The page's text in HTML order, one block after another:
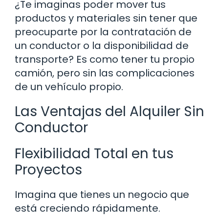
¿Te imaginas poder mover tus
productos y materiales sin tener que
preocuparte por la contratación de
un conductor o la disponibilidad de
transporte? Es como tener tu propio
camión, pero sin las complicaciones
de un vehículo propio.
Las Ventajas del Alquiler Sin
Conductor
Flexibilidad Total en tus
Proyectos
Imagina que tienes un negocio que
está creciendo rápidamente.